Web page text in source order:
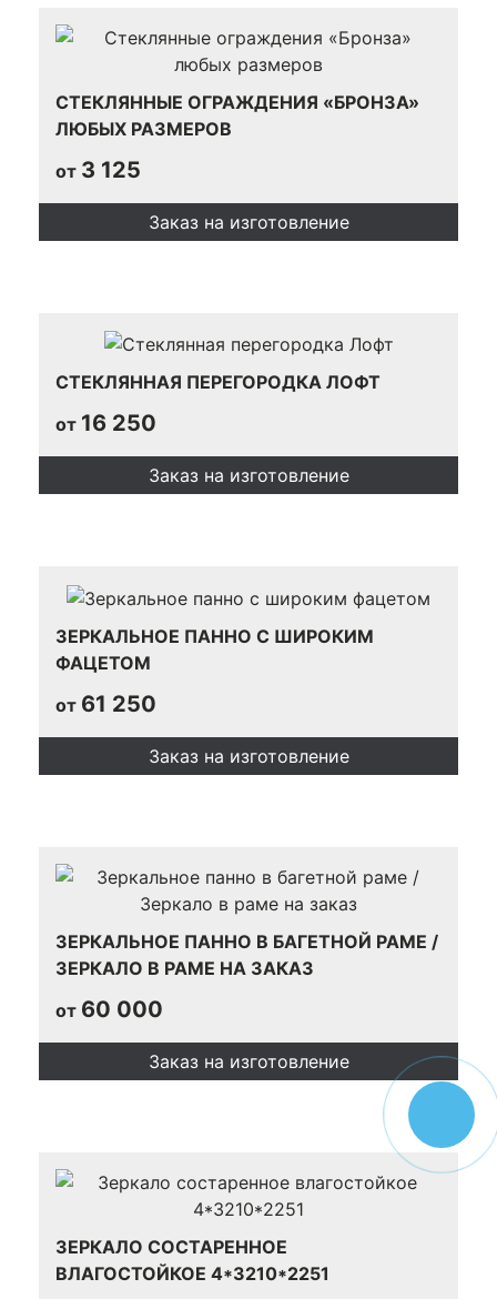
СТЕКЛЯННЫЕ ОГРАЖДЕНИЯ «БРОНЗА»
ЛЮБЫХ РАЗМЕРОВ
от 3 125
Заказ на изготовление
СТЕКЛЯННАЯ ПЕРЕГОРОДКА ЛОФТ
от 16 250
Заказ на изготовление
ЗЕРКАЛЬНОЕ ПАННО С ШИРОКИМ
ФАЦЕТОМ
от 61 250
Заказ на изготовление
ЗЕРКАЛЬНОЕ ПАННО В БАГЕТНОЙ РАМЕ /
ЗЕРКАЛО В РАМЕ НА ЗАКАЗ
от 60 000
Заказ на изготовление
ЗЕРКАЛО СОСТАРЕННОЕ
ВЛАГОСТОЙКОЕ 4*3210*2251